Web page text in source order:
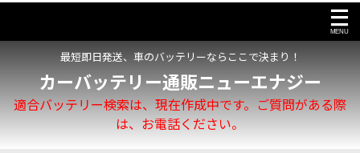
最短即日発送、車のバッテリーならここで決まり！
カーバッテリー通販ニューエナジー
適合バッテリー検索は、現在作成中です。ご質問がある際
は、お電話ください。